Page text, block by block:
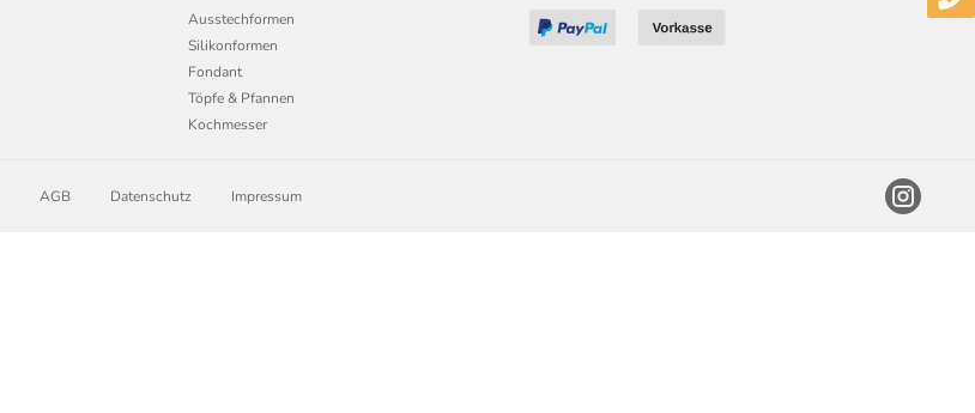
Ausstechformen
Silikonformen
Fondant
Töpfe & Pfannen
Kochmesser
AGB Datenschutz Impressum